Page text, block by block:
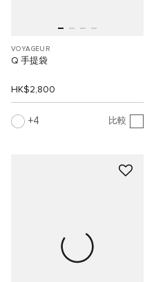
VOYAGEUR
Q 手提袋
HK$2,800
4 比較